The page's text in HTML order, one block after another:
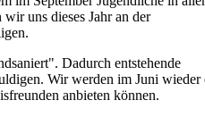
uns dieses Jahr an der
Dadurch entstehende
Wir werden im Juni wieder
anbieten können.